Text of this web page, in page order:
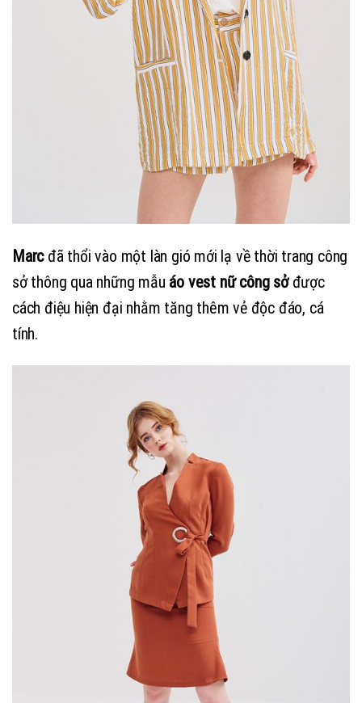
Marc đã thổi vào một làn gió mới lạ về thời trang công
sở thông qua những mẫu áo vest nữ công sởđược
cách điệu hiện đại nhằm tăng thêm vẻ độc đáo, cá
tính.